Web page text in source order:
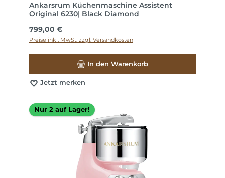
Ankarsrum Küchenmaschine Assistent
Original 6230| Black Diamond
Regulärer Preis:
799,00 €
Preise inkl. MwSt. zzgl. Versandkosten
In den Warenkorb
Jetzt merken
Nur 2 auf Lager!